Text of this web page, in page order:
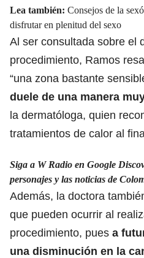
Lea también: Consejos de la
disfrutar en plenitud del sexo
Al ser consultada sobre el
procedimiento, Ramos
“una zona bastante
duele de una manera
la dermatóloga, quien
tratamientos de calor al
Siga a W Radio en Google
personajes y las noticias de
Además, la doctora
que pueden ocurrir al
procedimiento, pues a
una disminución en la